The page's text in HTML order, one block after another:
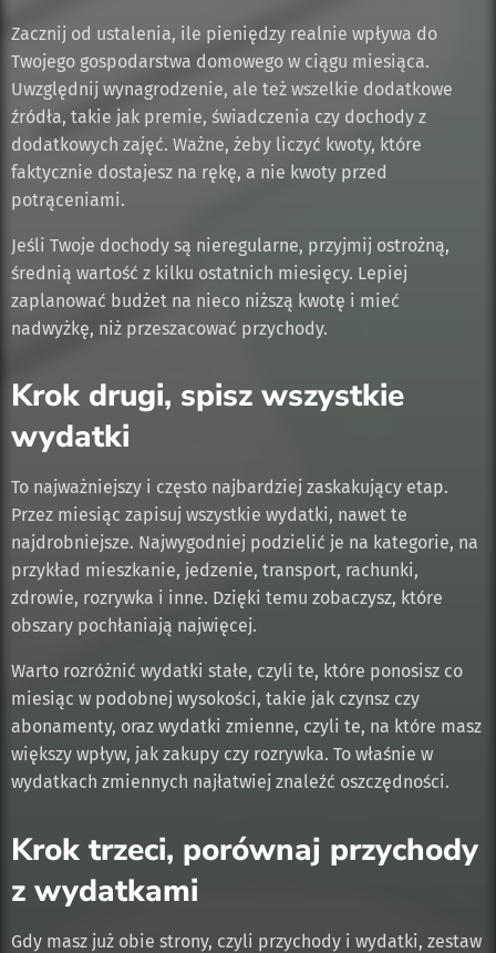
Zacznij od ustalenia, ile pieniędzy realnie wpływa do
Twojego gospodarstwa domowego w ciągu miesiąca.
Uwzględnij wynagrodzenie, ale też wszelkie dodatkowe
źródła, takie jak premie, świadczenia czy dochody z
dodatkowych zajęć. Ważne, żeby liczyć kwoty, które
faktycznie dostajesz na rękę, a nie kwoty przed
potrąceniami.
Jeśli Twoje dochody są nieregularne, przyjmij ostrożną,
średnią wartość z kilku ostatnich miesięcy. Lepiej
zaplanować budżet na nieco niższą kwotę i mieć
nadwyżkę, niż przeszacować przychody.
Krok drugi, spisz wszystkie
wydatki
To najważniejszy i często najbardziej zaskakujący etap.
Przez miesiąc zapisuj wszystkie wydatki, nawet te
najdrobniejsze. Najwygodniej podzielić je na kategorie, na
przykład mieszkanie, jedzenie, transport, rachunki,
zdrowie, rozrywka i inne. Dzięki temu zobaczysz, które
obszary pochłaniają najwięcej.
Warto rozróżnić wydatki stałe, czyli te, które ponosisz co
miesiąc w podobnej wysokości, takie jak czynsz czy
abonamenty, oraz wydatki zmienne, czyli te, na które masz
większy wpływ, jak zakupy czy rozrywka. To właśnie w
wydatkach zmiennych najłatwiej znaleźć oszczędności.
Krok trzeci, porównaj przychody
z wydatkami
Gdy masz już obie strony, czyli przychody i wydatki, zestaw